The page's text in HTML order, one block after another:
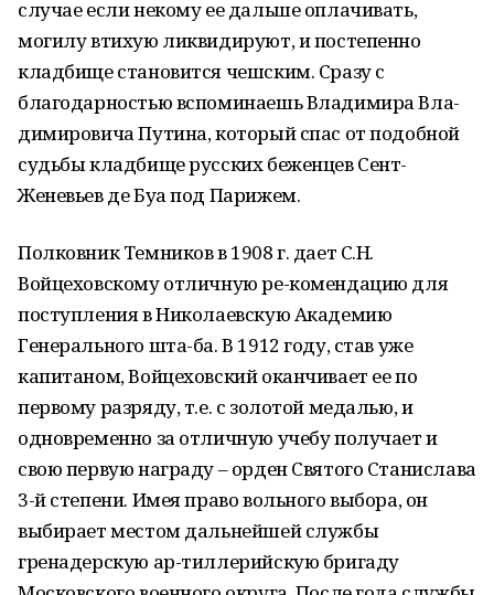
случае если некому ее дальше оплачивать,
могилу втихую ликвидируют, и постепенно
кладбище становится чешским. Сразу с
благодарностью вспоминаешь Владимира Вла-
димировича Путина, который спас от подобной
судьбы кладбище русских беженцев Сент-
Женевьев де Буа под Парижем.
Полковник Темников в 1908 г. дает С.Н.
Войцеховскому отличную ре-комендацию для
поступления в Николаевскую Академию
Генерального шта-ба. В 1912 году, став уже
капитаном, Войцеховский оканчивает ее по
первому разряду, т.е. с золотой медалью, и
одновременно за отличную учебу получает и
свою первую награду – орден Святого Станислава
3-й степени. Имея право вольного выбора, он
выбирает местом дальнейшей службы
гренадерскую ар-тиллерийскую бригаду